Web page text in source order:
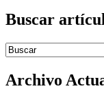
Buscar
Introduce términos de
Archivo